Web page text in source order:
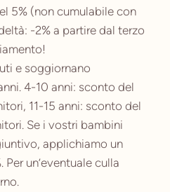
5% (non cumulabile con
-2% a partire dal terzo
e soggiornano
4-10 anni: sconto del
11-15 anni: sconto del
Se i vostri bambini
applichiamo un
un’eventuale culla